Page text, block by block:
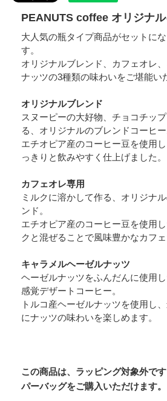
PEANUTS coffee オリジナ
大人気の瓶タイプ商品がセットに
す。
オリジナルブレンド、カフェオレ
ナッツの3種類の味わいをご堪能い
オリジナルブレンド
スヌーピーの大好物、チョコチッ
る、オリジナルのブレンドコーヒー
エチオピア産のコーヒー豆を使用
っきりと飲みやすく仕上げました。
カフェオレ専用
ミルクに溶かして作る、オリジナ
ンド。
エチオピア産のコーヒー豆を使用
クと混ぜることで風味豊かなカフェ
キャラメルヘーゼルナッツ
ヘーゼルナッツをふんだんに使用
感覚デザートコーヒー。
トルコ産ヘーゼルナッツを使用し
にナッツの味わいを楽しめます。
この商品は、ラッピング対象外で
パーバッグをご購入いただけます。